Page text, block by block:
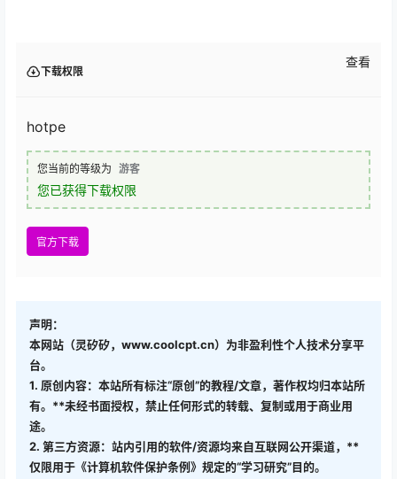
下载权限
查看
hotpe
您当前的等级为 游客
您已获得下载权限
官方下载
声明：
本网站（灵矽矽，www.coolcpt.cn）为非盈利性个人技术分享平
台。
1. 原创内容：本站所有标注“原创”的教程/文章，著作权均归本站所
有。**未经书面授权，禁止任何形式的转载、复制或用于商业用
途。
2. 第三方资源：站内引用的软件/资源均来自互联网公开渠道，**
仅限用于《计算机软件保护条例》规定的“学习研究”目的。